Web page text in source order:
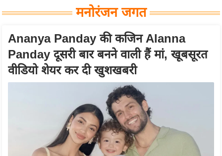
a
t
E
d
मनोरंजन जगत
Ananya Panday की कजिन Alanna
Panday दूसरी बार बनने वाली हैं मां, खूबसूरत
वीडियो शेयर कर दी खुशखबरी